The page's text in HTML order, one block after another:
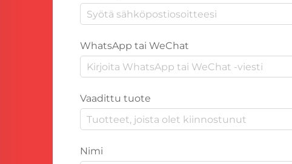
WhatsApp tai WeChat
Vaadittu tuote
Nimi